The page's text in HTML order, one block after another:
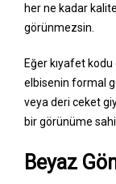
her ne kadar
görünmezsin.
Eğer kıyafet
elbisenin formal
veya deri ceket
bir görünüme
Beyaz